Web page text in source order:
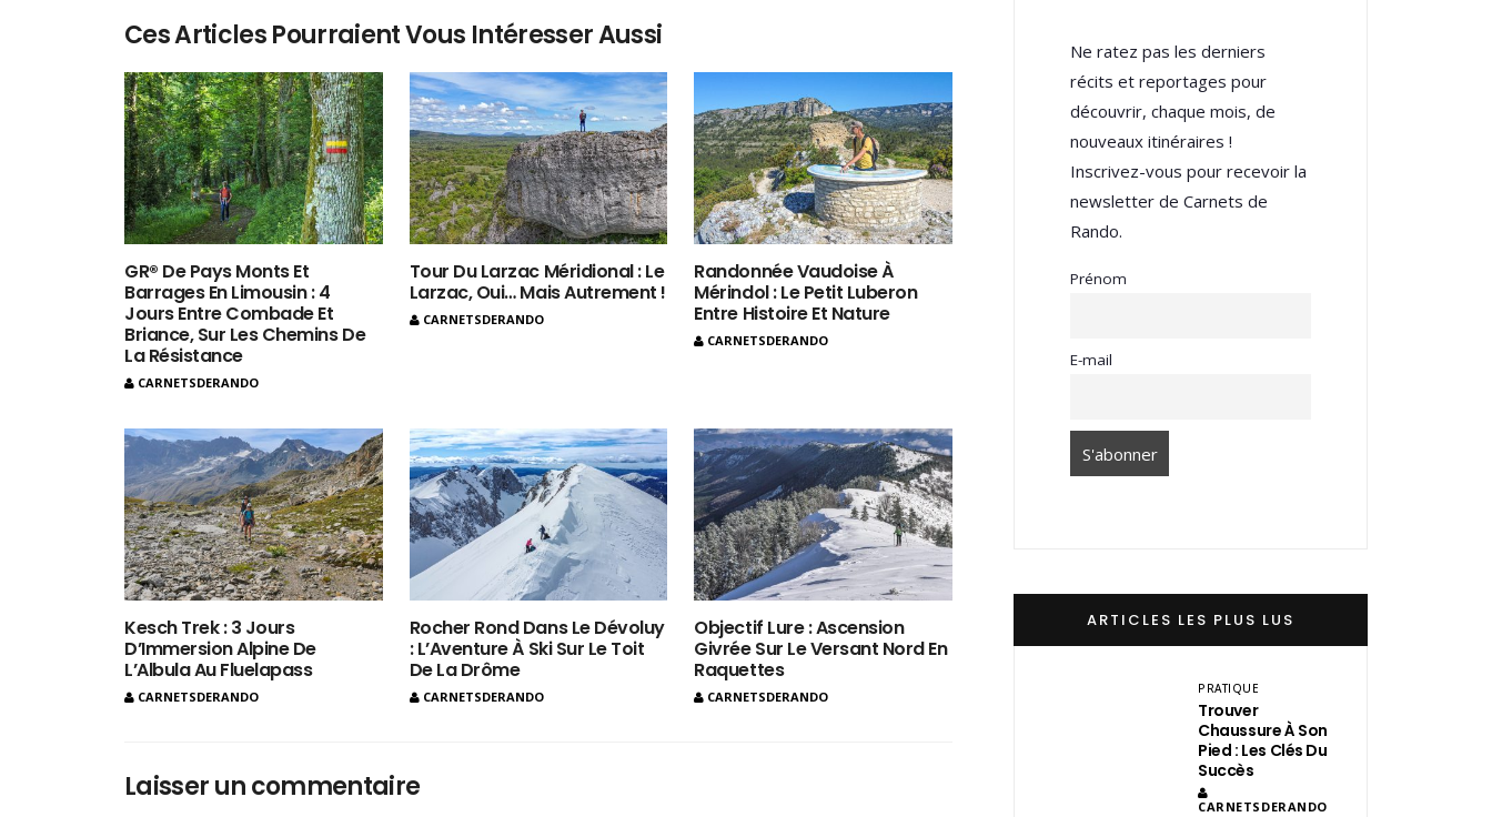
Ces Articles Pourraient Vous Intéresser Aussi
GR® De Pays Monts Et
Barrages En Limousin : 4
Jours Entre Combade Et
Briance, Sur Les Chemins De
La Résistance
CARNETSDERANDO
Tour Du Larzac Méridional : Le
Larzac, Oui… Mais Autrement !
CARNETSDERANDO
Randonnée Vaudoise À
Mérindol : Le Petit Luberon
Entre Histoire Et Nature
CARNETSDERANDO
Kesch Trek : 3 Jours
D’Immersion Alpine De
L’Albula Au Fluelapass
CARNETSDERANDO
Rocher Rond Dans Le Dévoluy
: L’Aventure À Ski Sur Le Toit
De La Drôme
CARNETSDERANDO
Objectif Lure : Ascension
Givrée Sur Le Versant Nord En
Raquettes
CARNETSDERANDO
Laisser un commentaire
Ne ratez pas les derniers
récits et reportages pour
découvrir, chaque mois, de
nouveaux itinéraires !
Inscrivez-vous pour recevoir la
newsletter de Carnets de
Rando.
Prénom
E-mail
ARTICLES LES PLUS LUS
PRATIQUE
Trouver
Chaussure À Son
Pied : Les Clés Du
Succès
CARNETSDERANDO